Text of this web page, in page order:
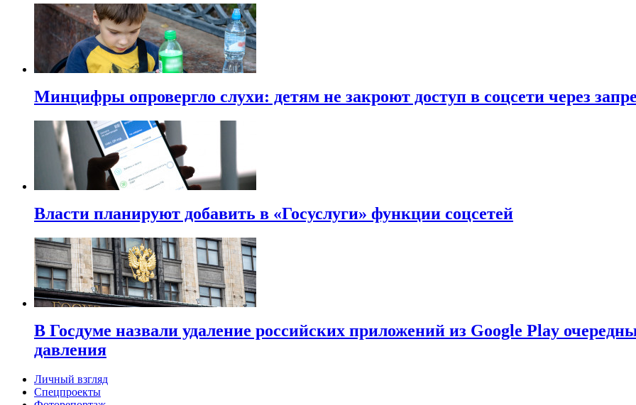
Минцифры опровергло слухи: детям не закроют доступ в соцсети через
Власти планируют добавить в «Госуслуги» функции соцсетей
В Госдуме назвали удаление российских приложений из Google Play
давления
Личный взгляд
Спецпроекты